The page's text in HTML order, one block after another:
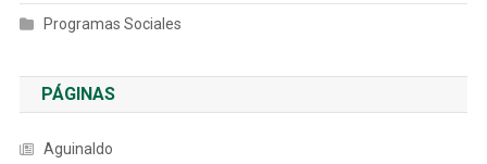
Programas Sociales
PÁGINAS
Aguinaldo